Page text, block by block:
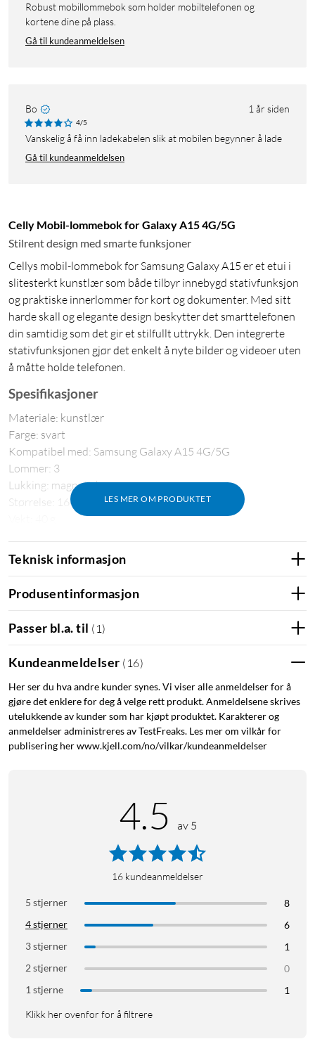
Robust mobillommebok som holder mobiltelefonen og
kortene dine på plass.
Gå til kundeanmeldelsen
Bo 1 år siden
4/5
vanskelig å få inn ladekabelen slik at mobilen begynner å lade
Gå til kundeanmeldelsen
Celly Mobil-lommebok for Galaxy A15 4G/5G
Stilrent design med smarte funksjoner
Cellys mobil-lommebok for Samsung Galaxy A15 er et etui i
slitesterkt kunstlær som både tilbyr innebygd stativfunksjon
og praktiske innerlommer for kort og dokumenter. Med sitt
harde skall og elegante design beskytter det smarttelefonen
din samtidig som det gir et stilfullt uttrykk. Den integrerte
stativfunksjonen gjør det enkelt å nyte bilder og videoer uten
å måtte holde telefonen.
LES MER OM PRODUKTET
Spesifikasjoner
Materiale: kunstlær
Farge: svart
Kompatibel med: Samsung Galaxy A15 4G/5G
Lommer: 3
Lukking: magnetisk
Størrelse: 164,5x74,5x8,5 mm
Teknisk informasjon
Produsentinformasjon
Passer bl.a. til ( 1 )
Kundeanmeldelser ( 16)
Her ser du hva andre kunder synes. Vi viser alle anmeldelser for å
gjøre det enklere for deg å velge rett produkt. Anmeldelsene skrives
utelukkende av kunder som har kjøpt produktet. Karakterer og
anmeldelser administreres av TestFreaks. Les mer om vilkår for
publisering her www.kjell.com/no/vilkar/kundeanmeldelser
4.5 av 5
16 kundeanmeldelser
5 stjerner
8
4 stjerner
6
3 stjerner
1
2 stjerner
0
1 stjerne
1
Klikk her ovenfor for å filtrere